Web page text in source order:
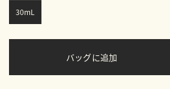
30mL
バッグに追加